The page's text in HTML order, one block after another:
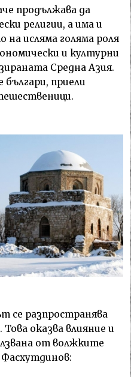
продължава да
религии, а има и
на исляма голяма роля
и културни
Средна Азия.
българи, приели
се разпространява
оказва влияние и
от волжките
Фасхутдинов: